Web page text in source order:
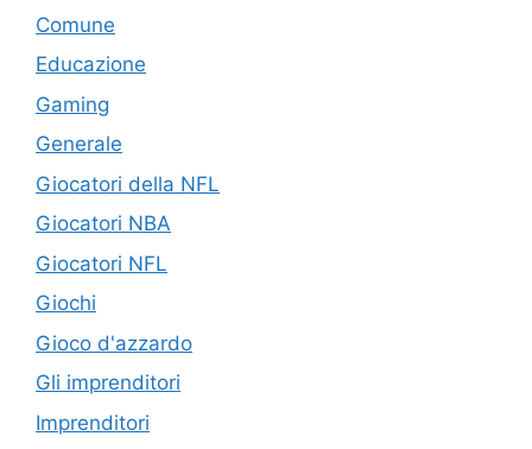
Comune
Educazione
Gaming
Generale
Giocatori della NFL
Giocatori NBA
Giocatori NFL
Giochi
Gioco d'azzardo
Gli imprenditori
Imprenditori